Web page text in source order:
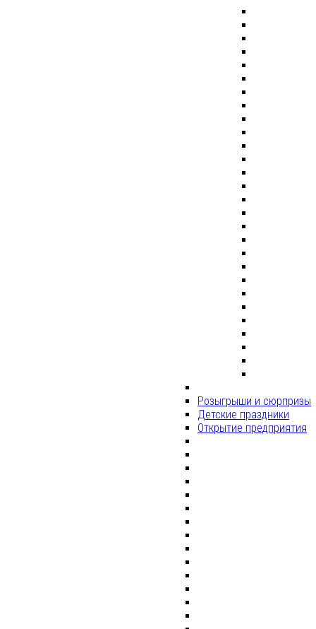
Розыгрыши и сюрпризы
Детские праздники
Открытие предприятия